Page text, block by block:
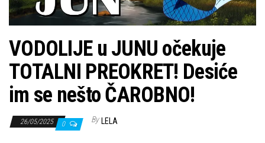
VODOLIJE u JUNU očekuje
TOTALNI PREOKRET! Desiće
im se nešto ČAROBNO!
26/05/2025 0 By LELA